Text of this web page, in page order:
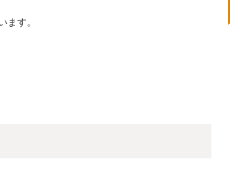
ます。